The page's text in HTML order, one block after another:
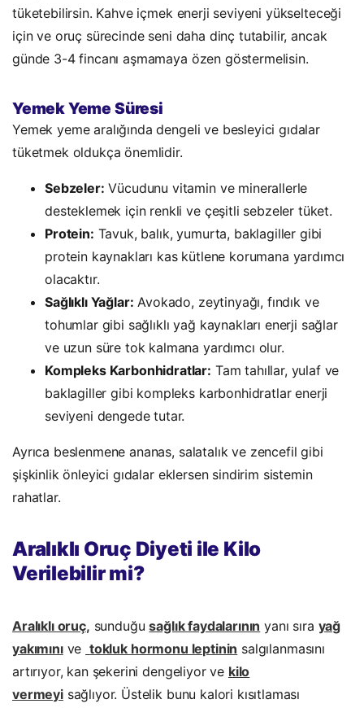
tüketebilirsin. Kahve içmek enerji seviyeni yükselteceği
için ve oruç sürecinde seni daha dinç tutabilir, ancak
günde 3-4 fincanı aşmamaya özen göstermelisin.
Yemek Yeme Süresi
Yemek yeme aralığında dengeli ve besleyici gıdalar
tüketmek oldukça önemlidir.
Sebzeler: Vücudunu vitamin ve minerallerle
desteklemek için renkli ve çeşitli sebzeler tüket.
Protein: Tavuk, balık, yumurta, baklagiller gibi
protein kaynakları kas kütlene korumana yardımcı
olacaktır.
Sağlıklı Yağlar: Avokado, zeytinyağı, fındık ve
tohumlar gibi sağlıklı yağ kaynakları enerji sağlar
ve uzun süre tok kalmana yardımcı olur.
Kompleks Karbonhidratlar: Tam tahıllar, yulaf ve
baklagiller gibi kompleks karbonhidratlar enerji
seviyeni dengede tutar.
Ayrıca beslenmene ananas, salatalık ve zencefil gibi
şişkinlik önleyici gıdalar eklersen sindirim sistemin
rahatlar.
Aralıklı Oruç Diyeti ile Kilo
Verilebilir mi?
Aralıklı oruç, sunduğusağlık faydalarının yanı sıra yağ
yakımınıve tokluk hormonu leptinin salgılanmasını
artırıyor, kan şekerini dengeliyor ve kilo
vermeyisağlıyor. Üstelik bunu kalori kısıtlaması